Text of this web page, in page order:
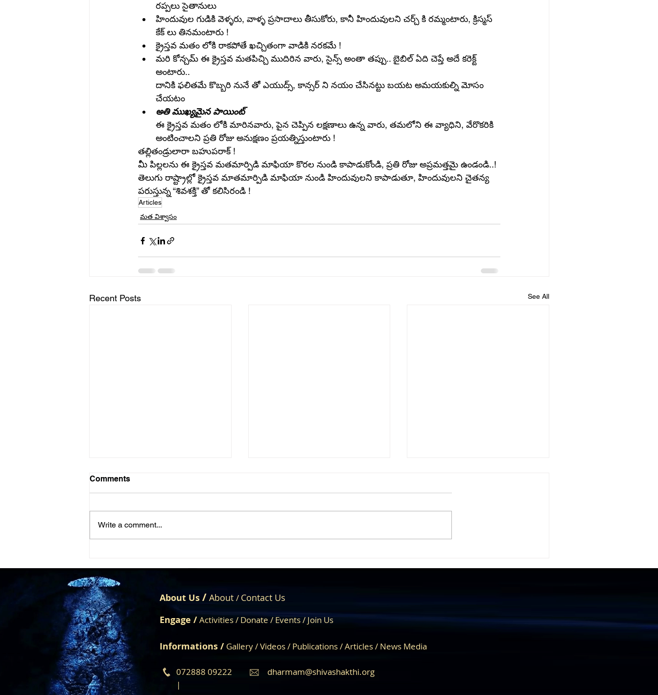
రప్పలు సైతానులు
హిందువుల గుడికి వెళ్ళరు, వాళ్ళ ప్రసాదాలు తీసుకోరు, కానీ హిందువులని చర్చ్ కి రమ్మంటారు, క్రిస్మస్
కేక్ లు తినమంటారు !
క్రైస్తవ మతం లోకి రాకపోతే ఖచ్చితంగా వాడికి నరకమే !
మరి కోన్చమ్ ఈ క్రైస్తవ మతపిచ్చి ముదిరిన వారు, సైన్స్ అంతా తప్పు.. బైబిల్ ఏది చెప్తే అదే కరెక్ట్
అంటారు..
దానికి ఫలితమే కొబ్బరి నునే తో ఎయుద్స్, కాన్సర్ ని నయం చేసినట్టు బయట అమయకుల్ని మోసం
చేయటం
అతి ముఖ్యమైన పాయింట్
ఈ క్రైస్తవ మతం లోకి మారినవారు, పైన చెప్పిన లక్షణాలు ఉన్న వారు, తమలోని ఈ వ్యాధిని, వేరొకరికి
అంటించాలని ప్రతి రోజు అనుక్షణం ప్రయత్నిస్తుంటారు !
తల్లితండ్రులారా బహుపరాక్ !
మీ పిల్లలను ఈ క్రైస్తవ మతమార్పిడి మాఫియా కొరల నుండి కాపాడుకోండి, ప్రతి రోజు అప్రమత్తమై ఉండండి..!
తెలుగు రాష్ట్రాల్లో క్రైస్తవ మాతమార్పిడి మాఫియా నుండి హిందువులని కాపాడుతూ, హిందువులని చైతన్య
పరుస్తున్న “శివశక్తి” తో కలిసిరండి !
Articles
మత విశ్వాసం
Recent Posts See All
మేధావులు….!!!
గూర్చి ప్రతి ఒక్కరు
సంవత్సరాలు జైలు శిక్ష !
Comments
Write a comment...
About Us
About Us / About / Contact Us
Engage /Activities / Donate /Events /Join Us
Informations / Gallery/Videos/ Publications/Articles / News Media
072888 09222
|
dharmam@shivashakthi.org